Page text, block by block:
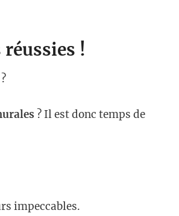
!
? Il est donc temps de
impeccables.